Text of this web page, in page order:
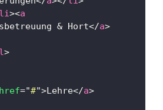
><a
& Hort</a>
>
href="#">Lehre</a>